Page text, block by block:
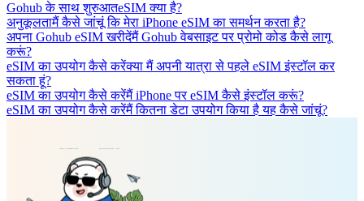
Gohub के साथ शुरुआतeSIM क्या है?
अनुकूलतामैं कैसे जांचूं कि मेरा iPhone eSIM का समर्थन करता है?
अपना Gohub eSIM खरीदेंमैं Gohub वेबसाइट पर प्रोमो कोड कैसे लागू
करूं?
eSIM का उपयोग कैसे करेंक्या मैं अपनी यात्रा से पहले eSIM इंस्टॉल कर
सकता हूं?
eSIM का उपयोग कैसे करेंमैं iPhone पर eSIM कैसे इंस्टॉल करूं?
eSIM का उपयोग कैसे करेंमैं कितना डेटा उपयोग किया है यह कैसे जांचूं?